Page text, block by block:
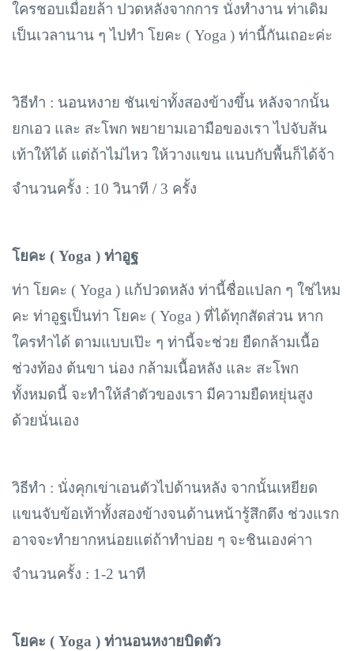
ใครชอบเมื่อยล้า ปวดหลังจากการ นั่งทำงาน ท่าเดิม
เป็นเวลานาน ๆ ไปทำ โยคะ ( Yoga ) ท่านี้กันเถอะค่ะ
วิธีทำ : นอนหงาย ชันเข่าทั้งสองข้างขึ้น หลังจากนั้น
ยกเอว และ สะโพก พยายามเอามือของเรา ไปจับส้น
เท้าให้ได้ แต่ถ้าไม่ไหว ให้วางแขน แนบกับพื้นก็ได้จ้า
จำนวนครั้ง : 10 วินาที / 3 ครั้ง
โยคะ ( Yoga ) ท่าอูฐ
ท่า โยคะ ( Yoga ) แก้ปวดหลัง ท่านี้ชื่อแปลก ๆ ใช่ไหม
คะ ท่าอูฐเป็นท่า โยคะ ( Yoga ) ที่ได้ทุกสัดส่วน หาก
ใครทำได้ ตามแบบเป๊ะ ๆ ท่านี้จะช่วย ยืดกล้ามเนื้อ
ช่วงท้อง ต้นขา น่อง กล้ามเนื้อหลัง และ สะโพก
ทั้งหมดนี้ จะทำให้ลำตัวของเรา มีความยืดหยุ่นสูง
ด้วยนั่นเอง
วิธีทำ : นั่งคุกเข่าเอนตัวไปด้านหลัง จากนั้นเหยียด
แขนจับข้อเท้าทั้งสองข้างจนด้านหน้ารู้สึกตึง ช่วงแรก
อาจจะทำยากหน่อยแต่ถ้าทำบ่อย ๆ จะชินเองค่าา
จำนวนครั้ง : 1-2 นาที
โยคะ ( Yoga ) ท่านอนหงายบิดตัว